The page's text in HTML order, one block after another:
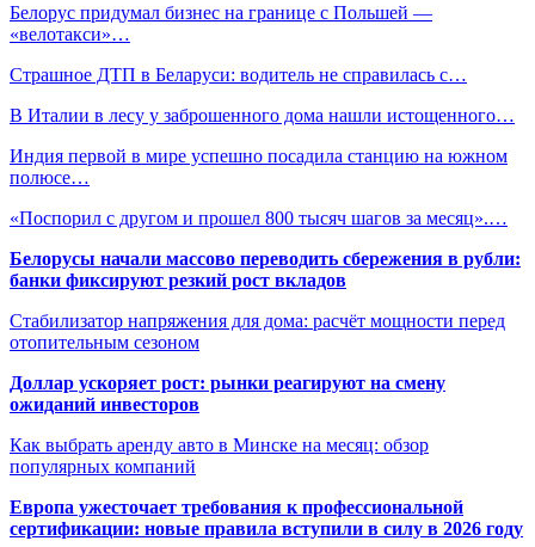
Белорус придумал бизнес на границе с Польшей —
«велотакси»…
Страшное ДТП в Беларуси: водитель не справилась с…
В Италии в лесу у заброшенного дома нашли истощенного…
Индия первой в мире успешно посадила станцию на южном
полюсе…
«Поспорил с другом и прошел 800 тысяч шагов за месяц».…
Белорусы начали массово переводить сбережения в рубли:
банки фиксируют резкий рост вкладов
Стабилизатор напряжения для дома: расчёт мощности перед
отопительным сезоном
Доллар ускоряет рост: рынки реагируют на смену
ожиданий инвесторов
Как выбрать аренду авто в Минске на месяц: обзор
популярных компаний
Европа ужесточает требования к профессиональной
сертификации: новые правила вступили в силу в 2026 году